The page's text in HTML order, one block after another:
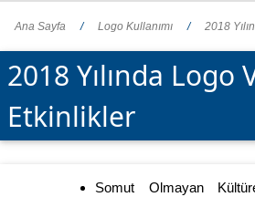
Ana Sayfa / Logo Kullanımı / 2018
2018 Yılında Logo
Etkinlikler
Somut Olmayan